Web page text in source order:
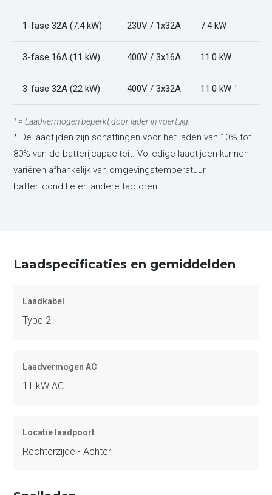
1-fase 32A (7.4 kW) 230V / 1x32A 7.4 kW
3-fase 16A (11 kW) 400V / 3x16A 11.0 kW
3-fase 32A (22 kW) 400V / 3x32A 11.0 kW ¹
¹ = Laadvermogen beperkt door lader in voertuig.
* De laadtijden zijn schattingen voor het laden van 10% tot
80% van de batterijcapaciteit. Volledige laadtijden kunnen
variëren afhankelijk van omgevingstemperatuur,
batterijconditie en andere factoren.
Laadspecificaties en gemiddelden
Laadkabel
Type 2
Laadvermogen AC
11 kW AC
Locatie laadpoort
Rechterzijde - Achter